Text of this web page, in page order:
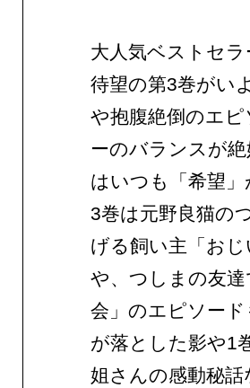
大人気ベストセ
待望の第3巻がい
や抱腹絶倒のエ
ーのバランスが
はいつも「希望」
3巻は元野良猫の
げる飼い主「お
や、つしまの友
会」のエピソー
が落とした影や1
姐さんの感動秘